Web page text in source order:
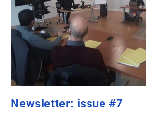
Newsletter: issue #7